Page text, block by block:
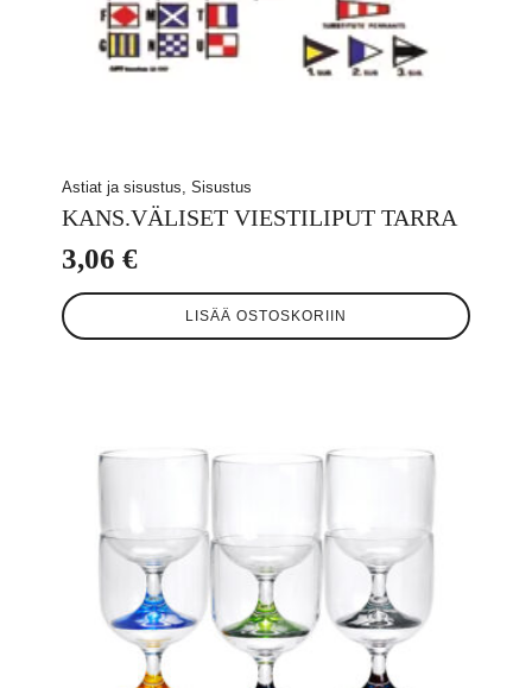
Astiat ja sisustus, Sisustus
KANS.VÄLISET VIESTILIPUT TARRA
3,06 €
LISÄÄ OSTOSKORIIN